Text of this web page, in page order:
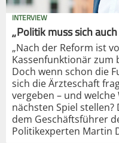
INTERVIEW
„Politik muss sich
„Nach der Reform ist
Kassenfunktionär zum
Doch wenn schon die
sich die Ärzteschaft
vergeben – und
nächsten Spiel
dem Geschäftsführer
Politikexperten Martin